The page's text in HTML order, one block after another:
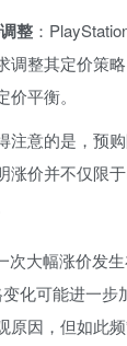
整 ：
调整其定价策
平衡。
注意的是，预
涨价并不仅限
次大幅涨价发
化可能进一步
原因，但如此